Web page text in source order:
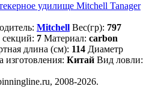
удилище Mitchell Tanager
Mitchell Вес(гр): 797
секций: 7 Материал: carbon
длина (см): 114 Диаметр
изготовления: Китай Вид ловли:
2008-2026.